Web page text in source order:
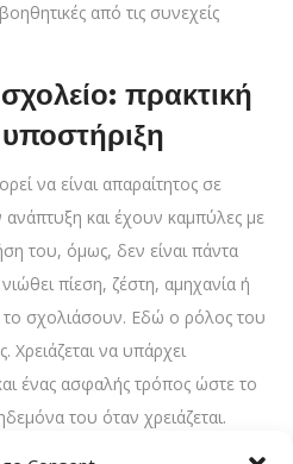
από τις συνεχείς
πρακτική
να είναι απαραίτητος σε
ανάπτυξη και έχουν καμπύλες με
του, όμως, δεν είναι πάντα
πίεση, ζέστη, αμηχανία ή
σχολιάσουν. Εδώ ο ρόλος του
Χρειάζεται να υπάρχει
ένας ασφαλής τρόπος ώστε το
του όταν χρειάζεται.